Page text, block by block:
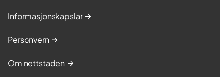
Informasjonskapslar
Personvern
Om nettstaden